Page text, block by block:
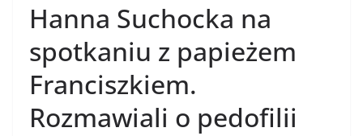
Hanna Suchocka na
spotkaniu z papieżem
Franciszkiem.
Rozmawiali o pedofilii